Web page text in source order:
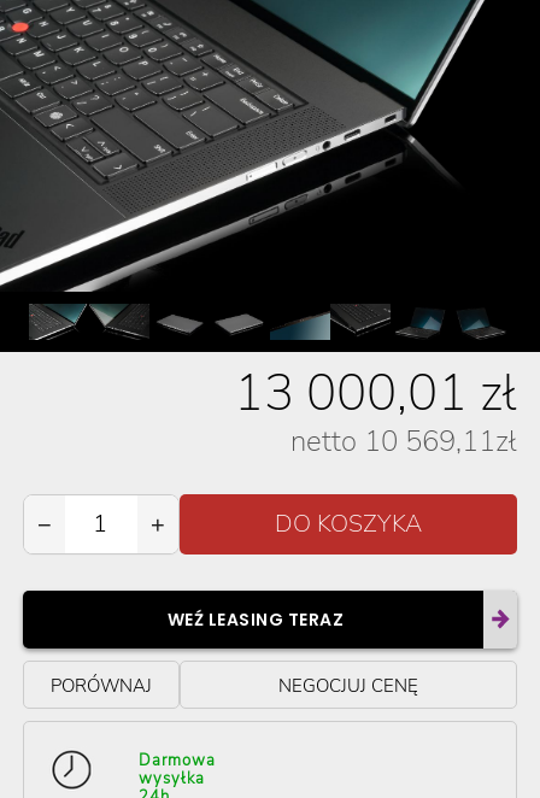
13 000,01 zł
netto 10 569,11zł
− +
WEŹ LEASING TERAZ
PORÓWNAJ NEGOCJUJ CENĘ
Darmowa
wysyłka